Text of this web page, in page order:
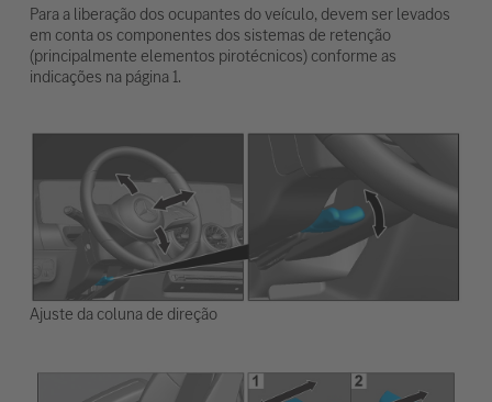
Para a liberação dos ocupantes do veículo, devem ser levados
em conta os componentes dos sistemas de retenção
(principalmente elementos pirotécnicos) conforme as
indicações na página 1.
Ajuste da coluna de direção